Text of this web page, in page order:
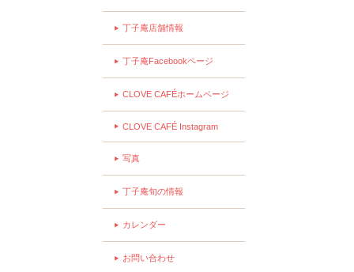
丁子庵店舗情報
丁子庵Facebookページ
CLOVE CAFÉホームページ
CLOVE CAFÉ Instagram
写真
丁子庵旬の情報
カレンダー
お問い合わせ